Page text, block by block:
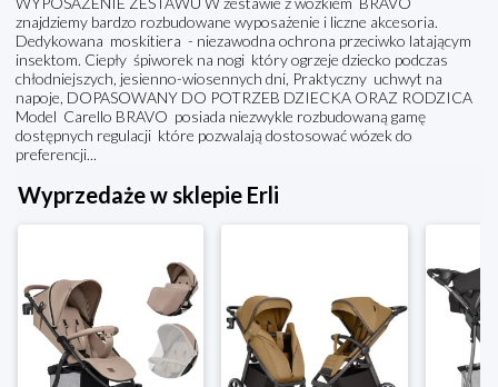
znajdziemy bardzo rozbudowane wyposażenie i liczne akcesoria.
Dedykowana moskitiera - niezawodna ochrona przeciwko latającym
insektom. Ciepły śpiworek na nogi który ogrzeje dziecko podczas
chłodniejszych, jesienno-wiosennych dni, Praktyczny uchwyt na
napoje, DOPASOWANY DO POTRZEB DZIECKA ORAZ RODZICA
Model Carello BRAVO posiada niezwykle rozbudowaną gamę
dostępnych regulacji które pozwalają dostosować wózek do
preferencji...
Wyprzedaże w sklepie Erli